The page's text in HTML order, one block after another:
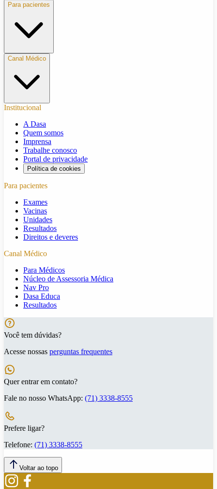
Para pacientes
Canal Médico
Institucional
A Dasa
Quem somos
Imprensa
Trabalhe conosco
Portal de privacidade
Política de cookies
Para pacientes
Exames
Vacinas
Unidades
Resultados
Direitos e deveres
Canal Médico
Para Médicos
Núcleo de Assessoria Médica
Nav Pro
Dasa Educa
Resultados
Você tem dúvidas?
Acesse nossas perguntas frequentes
Quer entrar em contato?
Fale no nosso WhatsApp: (71) 3338-8555
Prefere ligar?
Telefone: (71) 3338-8555
Voltar ao topo